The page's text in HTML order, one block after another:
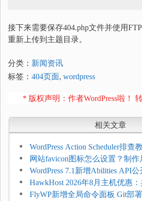
接下来需要保存404.php文件并使用
重新上传到主题目录。
分类： 新闻资讯
标签： 404页面, wordpress
* 版权声明：作者WordPress啦！
相关文章
WordPress Action Scheduler排查
压和订单延迟
网站favicon图标怎么设置？制
加方法
WordPress 7.1新增Abilities API
持REST API、MCP与AI代理
HawkHost 2026年8月主机优惠
$2.61/月，高性能主机同步折扣
FlyWP新增全局命令面板 Git部